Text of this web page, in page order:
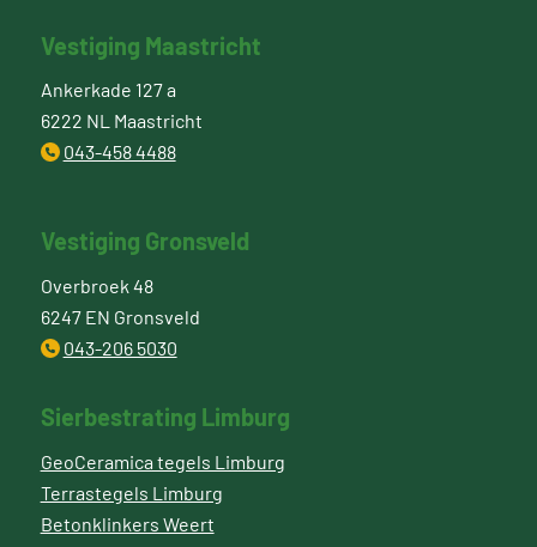
Vestiging Maastricht
Ankerkade 127 a
6222 NL Maastricht
043-458 4488
Vestiging Gronsveld
Overbroek 48
6247 EN Gronsveld
043-206 5030
Sierbestrating Limburg
GeoCeramica tegels Limburg
Terrastegels Limburg
Betonklinkers Weert